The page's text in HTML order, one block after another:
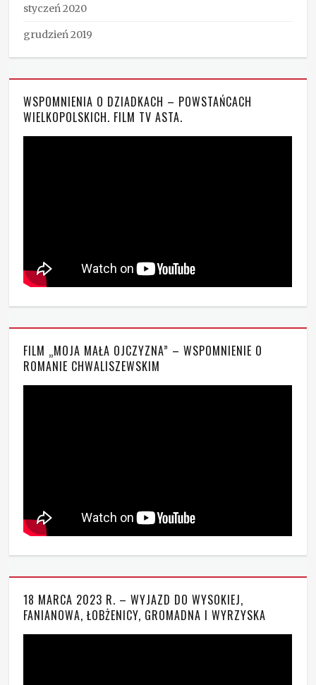
styczeń 2020
grudzień 2019
WSPOMNIENIA O DZIADKACH – POWSTAŃCACH
WIELKOPOLSKICH. FILM TV ASTA.
FILM „MOJA MAŁA OJCZYZNA” – WSPOMNIENIE O
ROMANIE CHWALISZEWSKIM
18 MARCA 2023 R. – WYJAZD DO WYSOKIEJ,
FANIANOWA, ŁOBŻENICY, GROMADNA I WYRZYSKA